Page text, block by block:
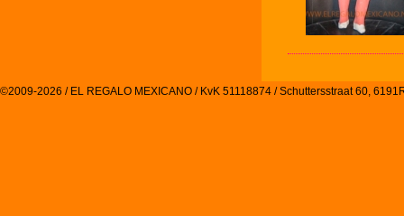
©2009-2026 / EL REGALO MEXICANO / KvK 51118874 / Schuttersstraat 60,